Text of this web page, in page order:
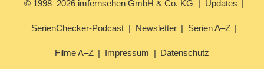
© 1998–2026 imfernsehen GmbH & Co. KG Updates
SerienChecker-Podcast Newsletter Serien A–Z
Filme A–Z Impressum Datenschutz